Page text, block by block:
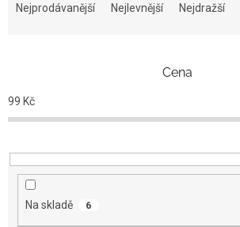
p
r
o
u
Nejprodávanější Nejlevnější Nejdražší
Cena
99 Kč
Na skladě 6